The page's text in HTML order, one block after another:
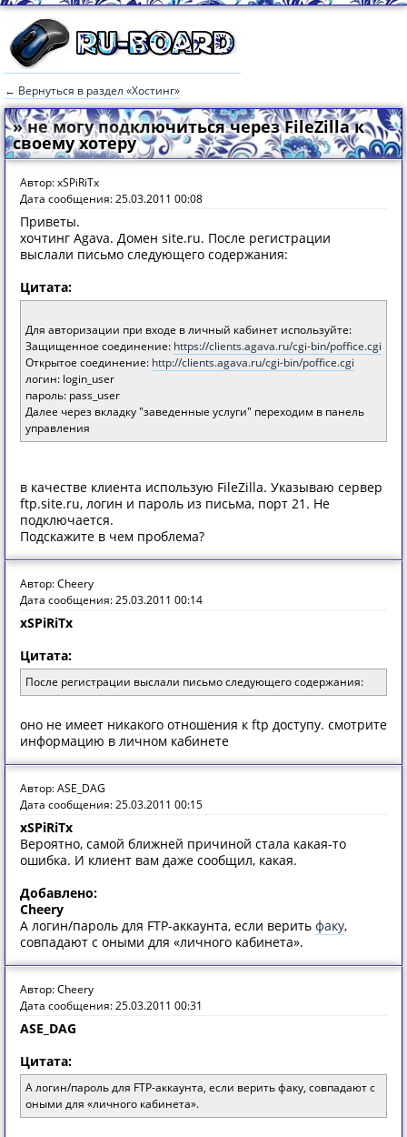
← Вернуться в раздел «Хостинг»
» не могу подключиться через FileZilla к
своему хотеру
Автор: xSPiRiTx
Дата сообщения: 25.03.2011 00:08
Приветы.
хочтинг Agava. Домен site.ru. После регистрации
выслали письмо следующего содержания:
Цитата:
Для авторизации при входе в личный кабинет используйте:
Защищенное соединение: https://clients.agava.ru/cgi-bin/poffice.cgi
Открытое соединение: http://clients.agava.ru/cgi-bin/poffice.cgi
логин: login_user
пароль: pass_user
Далее через вкладку "заведенные услуги" переходим в панель
управления
в качестве клиента использую FileZilla. Указываю сервер
ftp.site.ru, логин и пароль из письма, порт 21. Не
подключается.
Подскажите в чем проблема?
Автор: Cheery
Дата сообщения: 25.03.2011 00:14
xSPiRiTx
Цитата:
После регистрации выслали письмо следующего содержания:
оно не имеет никакого отношения к ftp доступу. смотрите
информацию в личном кабинете
Автор: ASE_DAG
Дата сообщения: 25.03.2011 00:15
xSPiRiTx
Вероятно, самой ближней причиной стала какая-то
ошибка. И клиент вам даже сообщил, какая.
Добавлено:
Cheery
А логин/пароль для FTP-аккаунта, если верить факу,
совпадают с оными для «личного кабинета».
Автор: Cheery
Дата сообщения: 25.03.2011 00:31
ASE_DAG
Цитата:
А логин/пароль для FTP-аккаунта, если верить факу, совпадают с
оными для «личного кабинета».